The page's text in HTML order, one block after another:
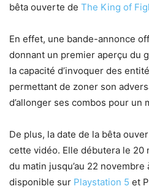
bêta ouverte de The King of
En effet, une bande-annonce
donnant un premier aperçu du
la capacité d’invoquer des
permettant de zoner son
d’allonger ses combos pour un
De plus, la date de la bêta
cette vidéo. Elle débutera le 20
du matin jusqu’au 22 novembre
disponible sur Playstation 5 et